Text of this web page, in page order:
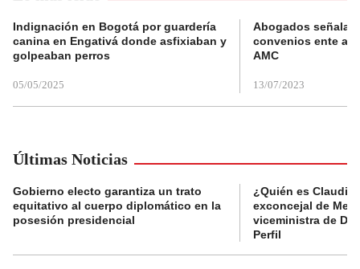
Indignación en Bogotá por guardería
canina en Engativá donde asfixiaban y
golpeaban perros
05/05/2025
Abogados
convenios ente
AMC
13/07/2023
Últimas Noticias
Gobierno electo garantiza un trato
equitativo al cuerpo diplomático en la
posesión presidencial
¿Quién es Claudia
exconcejal de
viceministra de
Perfil